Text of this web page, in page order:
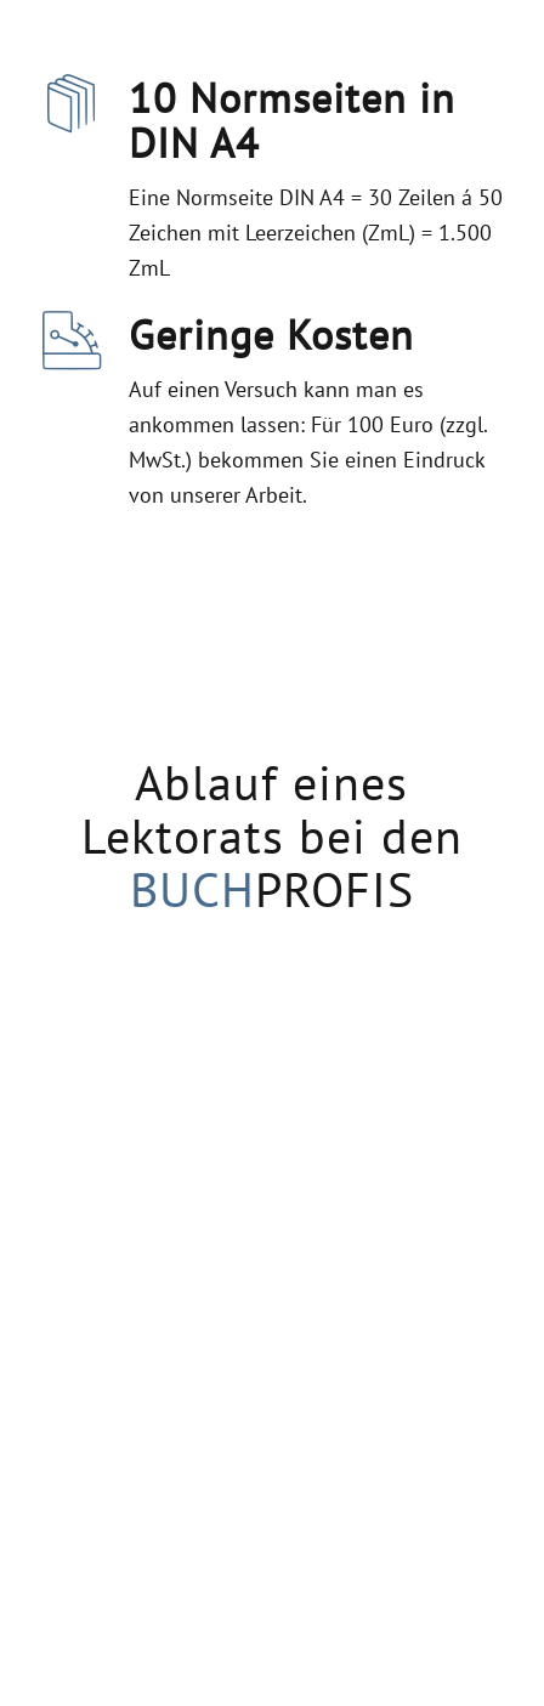
10 Normseiten in
DIN A4
Eine Normseite DIN A4 = 30 Zeilen á 50
Zeichen mit Leerzeichen (ZmL) = 1.500
ZmL
Geringe Kosten
Auf einen Versuch kann man es
ankommen lassen: Für 100 Euro (zzgl.
MwSt.) bekommen Sie einen Eindruck
von unserer Arbeit.
Ablauf eines
Lektorats bei den
BUCHPROFIS